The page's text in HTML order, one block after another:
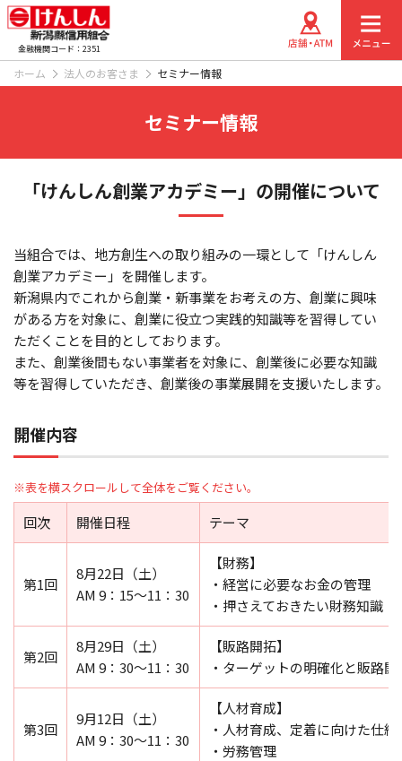
金融機関コード：2351
ホーム 法人のお客さま セミナー情報
セミナー情報
「けんしん創業アカデミー」の開催について
当組合では、地方創生への取り組みの一環として「けんしん
創業アカデミー」を開催します。
新潟県内でこれから創業・新事業をお考えの方、創業に興味
がある方を対象に、創業に役立つ実践的知識等を習得してい
ただくことを目的としております。
また、創業後間もない事業者を対象に、創業後に必要な知識
等を習得していただき、創業後の事業展開を支援いたします。
開催内容
回次 開催日程 テーマ
第1回
8月22日（土）
AM 9：15～11：30
【財務】
・経営に必要なお金の管理
・押さえておきたい財務知識
第2回
8月29日（土）
AM 9：30～11：30
【販路開拓】
・ターゲットの明確化と販路開
第3回
9月12日（土）
AM 9：30～11：30
【人材育成】
・人材育成、定着に向けた仕
・労務管理